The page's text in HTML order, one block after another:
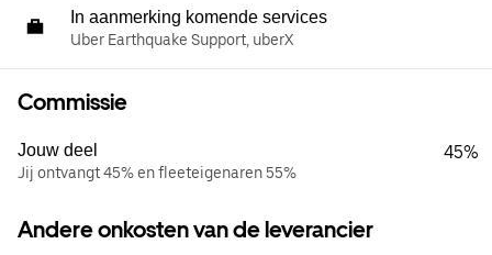
In aanmerking komende services
Uber Earthquake Support, uberX
Commissie
Jouw deel
Jij ontvangt 45% en fleeteigenaren 55%
45%
Andere onkosten van de leverancier